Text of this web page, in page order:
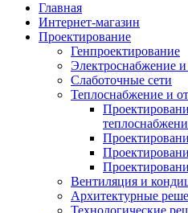
Главная
Интернет-магазин
Проектирование
Генпроектирование
Электроснабжение
Слаботочные сети
Теплоснабжение и
Вентиляция и
Архитектурные
Технологические